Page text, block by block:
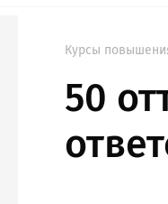
Курсы
50